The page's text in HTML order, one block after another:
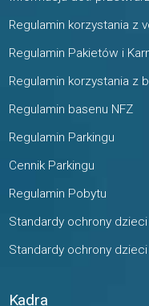
Regulamin korzystania z
Regulamin Pakietów i
Regulamin korzystania z
Regulamin basenu NFZ
Regulamin Parkingu
Cennik Parkingu
Regulamin Pobytu
Standardy ochrony dzieci
Standardy ochrony
Kadra